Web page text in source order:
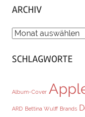
ARCHIV
ARCHIV
SCHLAGWORTE
Album-Cover
ARD Bettina Wulff Brands